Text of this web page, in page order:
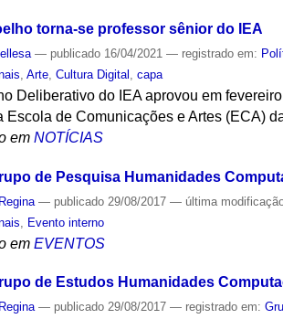
torna-se professor sênior do IEA
— publicado 16/04/2021— registrado em:
,Arte ,Cultura Digital ,capa
Deliberativo do IEA aprovou em
Escola de Comunicações e Artes (ECA)
em NOTÍCIAS
de Pesquisa Humanidades
— publicado 29/08/2017— última
Evento interno
em EVENTOS
de Estudos Humanidades
— publicado 29/08/2017— registrado em: